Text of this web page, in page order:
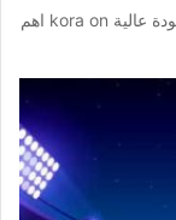
كورة أون مباريات اليوم بث مباشر بدون انقطاع بجودة عالية kora on اهم